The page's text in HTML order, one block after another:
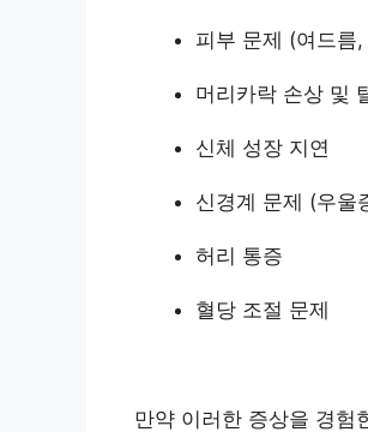
피부 문제 (여드름
머리카락 손상 및
신체 성장 지연
신경계 문제 (우울
허리 통증
혈당 조절 문제
만약 이러한 증상을 경험